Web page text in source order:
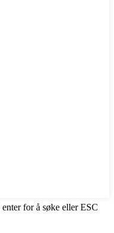
for å søke eller ESC